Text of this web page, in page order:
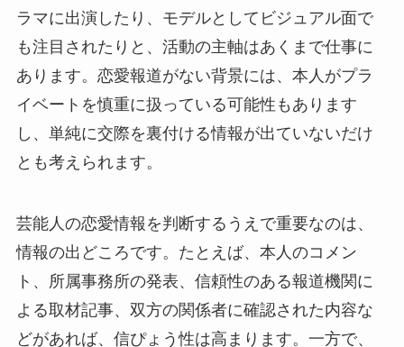
ラマに出演したり、モデルとしてビジュアル面で
も注目されたりと、活動の主軸はあくまで仕事に
あります。恋愛報道がない背景には、本人がプラ
イベートを慎重に扱っている可能性もあります
し、単純に交際を裏付ける情報が出ていないだけ
とも考えられます。
芸能人の恋愛情報を判断するうえで重要なのは、
情報の出どころです。たとえば、本人のコメン
ト、所属事務所の発表、信頼性のある報道機関に
よる取材記事、双方の関係者に確認された内容な
どがあれば、信ぴょう性は高まります。一方で、